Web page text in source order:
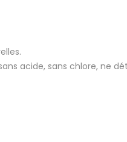
acide, sans chlore, ne